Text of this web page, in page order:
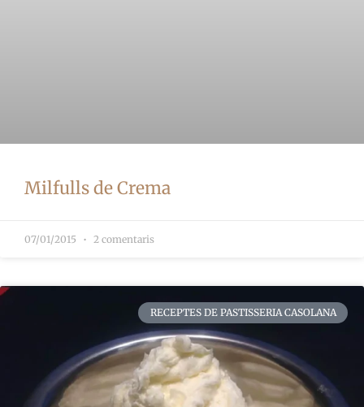
Milfulls de Crema
07/01/2015 2 comentaris
RECEPTES DE PASTISSERIA CASOLANA